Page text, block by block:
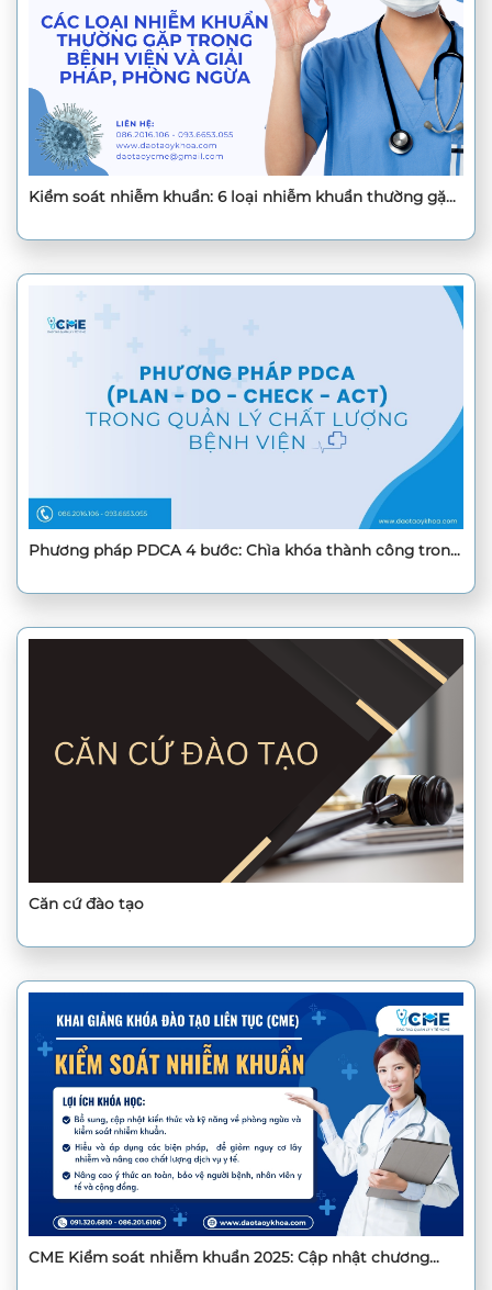
Kiểm soát nhiễm khuẩn: 6 loại nhiễm khuẩn thường gặp
Phương pháp PDCA 4 bước: Chìa khóa thành công trong
Căn cứ đào tạo
CME Kiểm soát nhiễm khuẩn 2025: Cập nhật chương